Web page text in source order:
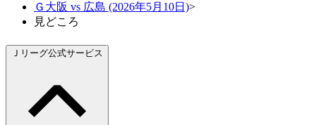
Ｇ大阪 vs 広島 (2026年5月10日)>
見どころ
Ｊリーグ公式サービス